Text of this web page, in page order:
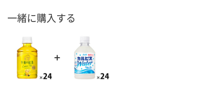
一緒に購入する